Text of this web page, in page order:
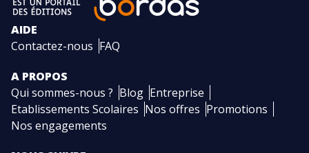
AIDE
Contactez-nous FAQ
A PROPOS
Qui sommes-nous ? Blog Entreprise
Etablissements Scolaires Nos offres Promotions
Nos engagements